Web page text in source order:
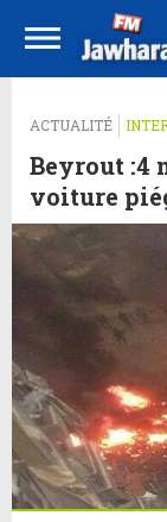
ACTUALITÉ
Beyrout :4
voiture